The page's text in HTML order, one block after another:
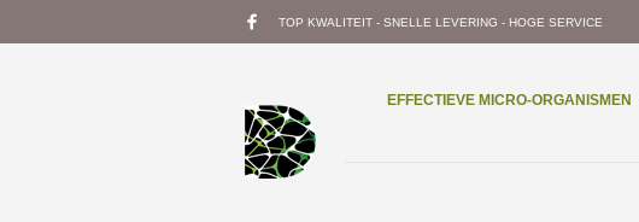
TOP KWALITEIT - SNELLE LEVERING - HOGE SERVICE
EFFECTIEVE MICRO-ORGANISMEN